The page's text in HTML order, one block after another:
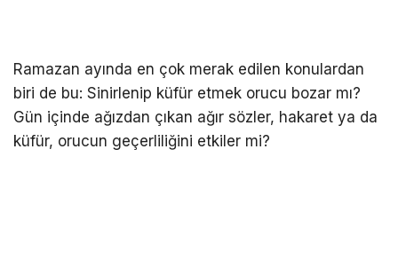
Ramazan ayında en çok merak edilen konulardan
biri de bu: Sinirlenip küfür etmek orucu bozar mı?
Gün içinde ağızdan çıkan ağır sözler, hakaret ya da
küfür, orucun geçerliliğini etkiler mi?